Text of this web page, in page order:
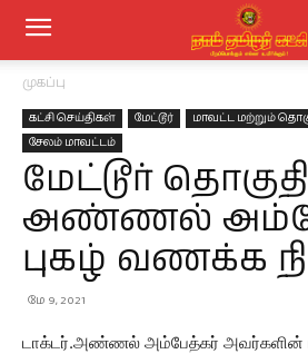
முகப்பு
கட்சி செய்திகள் மேட்டூர்
மாவட்ட மற்றும்
சேலம் மாவட்டம்
மேட்டூர் தொகுதி
அண்ணல்
புகழ் வணக்க
மே 9, 2021
டாக்டர்.அண்ணல் அம்பேத்கர் அவர்களின்